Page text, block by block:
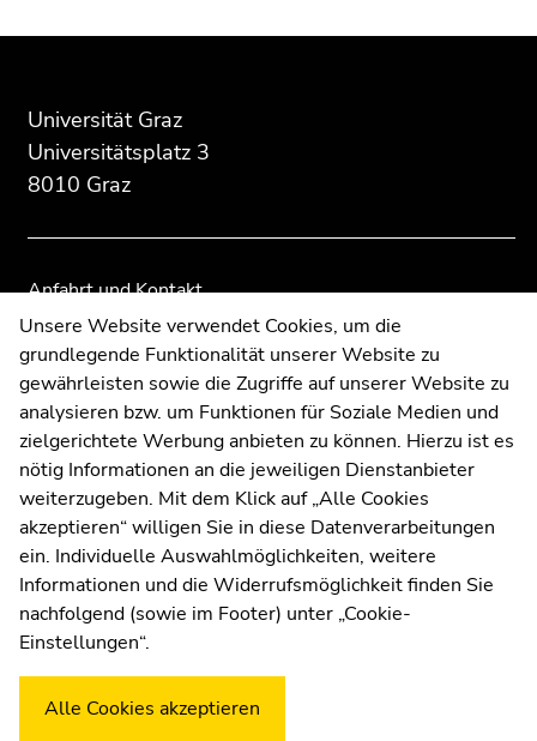
Seitenbereichs:
Zusatzinformationen:
Universität Graz
Universitätsplatz 3
8010 Graz
Anfahrt und Kontakt
Kommunikation und Öffentlichkeitsarbeit
Moodle
UNIGRAZonline
Impressum
Datenschutzerklärung
Cookie-Einstellungen
Barrierefreiheitserklärung
WetterstationUni Graz
Seitenbereichs.
Übersicht
Seitenbereichs.
Übersicht
Unsere Website verwendet Cookies, um die
grundlegende Funktionalität unserer Website zu
gewährleisten sowie die Zugriffe auf unserer Website zu
analysieren bzw. um Funktionen für Soziale Medien und
zielgerichtete Werbung anbieten zu können. Hierzu ist es
nötig Informationen an die jeweiligen Dienstanbieter
weiterzugeben. Mit dem Klick auf „Alle Cookies
akzeptieren“ willigen Sie in diese Datenverarbeitungen
ein. Individuelle Auswahlmöglichkeiten, weitere
Informationen und die Widerrufsmöglichkeit finden Sie
nachfolgend (sowie im Footer) unter „Cookie-
Einstellungen“.
Alle Cookies akzeptieren